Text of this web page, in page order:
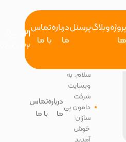
دربارهتماس021
26658732
دربارهتماس
با ما